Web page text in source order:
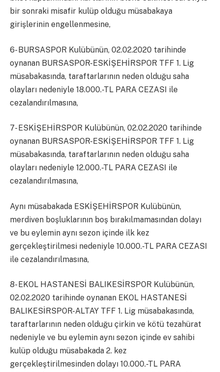
bir sonraki misafir kulüp olduğu müsabakaya
girişlerinin engellenmesine,
6- BURSASPOR Kulübünün, 02.02.2020 tarihinde
oynanan BURSASPOR-ESKİŞEHİRSPOR TFF 1. Lig
müsabakasında, taraftarlarının neden olduğu saha
olayları nedeniyle 18.000.-TL PARA CEZASI ile
cezalandırılmasına,
7- ESKİŞEHİRSPOR Kulübünün, 02.02.2020 tarihinde
oynanan BURSASPOR-ESKİŞEHİRSPOR TFF 1. Lig
müsabakasında, taraftarlarının neden olduğu saha
olayları nedeniyle 12.000.-TL PARA CEZASI ile
cezalandırılmasına,
Aynı müsabakada ESKİŞEHİRSPOR Kulübünün,
merdiven boşluklarının boş bırakılmamasından dolayı
ve bu eylemin aynı sezon içinde ilk kez
gerçekleştirilmesi nedeniyle 10.000.-TL PARA CEZASI
ile cezalandırılmasına,
8- EKOL HASTANESİ BALIKESİRSPOR Kulübünün,
02.02.2020 tarihinde oynanan EKOL HASTANESİ
BALIKESİRSPOR-ALTAY TFF 1. Lig müsabakasında,
taraftarlarının neden olduğu çirkin ve kötü tezahürat
nedeniyle ve bu eylemin aynı sezon içinde ev sahibi
kulüp olduğu müsabakada 2. kez
gerçekleştirilmesinden dolayı 10.000.-TL PARA